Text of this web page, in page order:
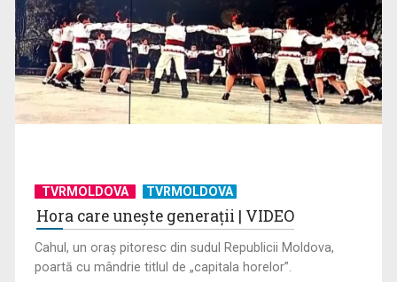
TVRMOLDOVA TVRMOLDOVA
Hora care unește generații | VIDEO
Cahul, un oraș pitoresc din sudul Republicii Moldova,
poartă cu mândrie titlul de „capitala horelor”.